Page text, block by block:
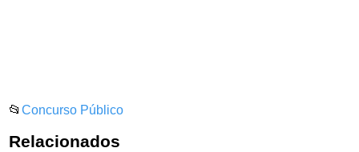
📂Concurso Público
Relacionados